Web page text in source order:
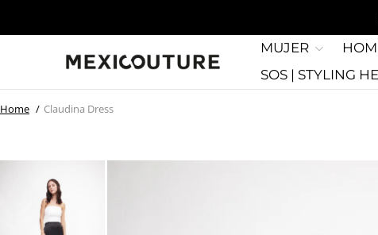
MUJER
SOS | STYLING
Home Claudina Dress